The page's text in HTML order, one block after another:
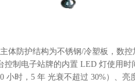
主体防护结构为不锈钢/冷塑板，数
控制电子站牌的内置 LED 灯使用
小时，5 年 光衰不超过 30%）、